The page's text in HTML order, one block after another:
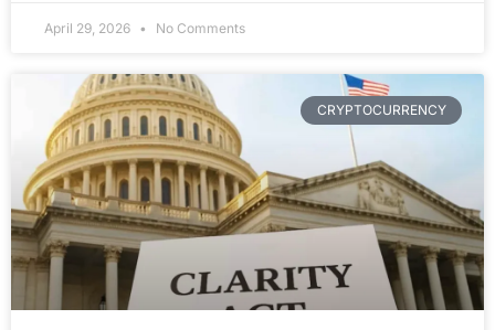
April 29, 2026 No Comments
CRYPTOCURRENCY